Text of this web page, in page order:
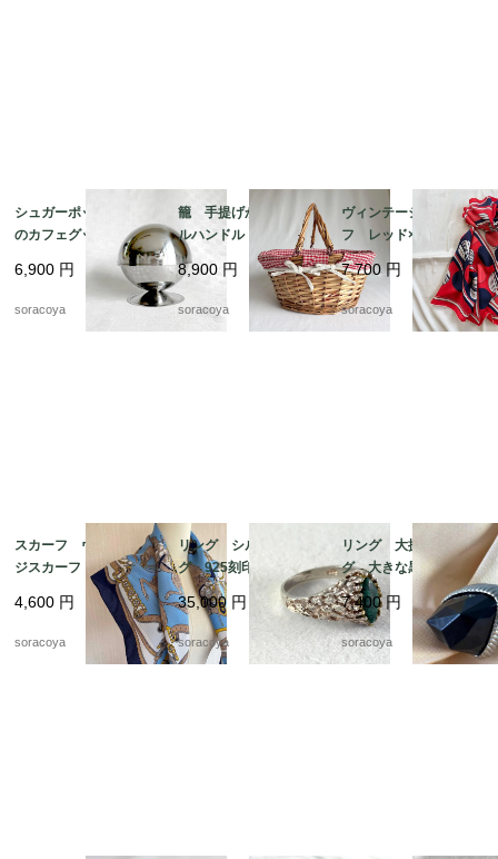
シュガーポット パリ
のカフェグッズ お砂
糖入れ ドーム型 カ
フェインテリア 12twd
6,900 円
soracoya
籠 手提げかご ダブ
ルハンドル バスケッ
ト パニエ ピクニッ
ク 12otek18
8,900 円
soracoya
ヴィンテージスカー
フ レッド×ネイビー
バルーン ドット柄
シルク フランス 19
acm31-5
7,700円
soracoya
スカーフ ヴィンテー
ジスカーフ ネイビー
フレーム 馬 騎兵隊
12acet15
4,600 円
soracoya
リング シルバーリン
グ 925刻印 クジャ
ク石 マラカート 13
号 グリーンマーブル
ストーン 銀細工 天
然石
35,000 円
soracoya
リング 大振りリン
グ 大きな黒い飾り 1
4号 12acef15
7,400円
soracoya